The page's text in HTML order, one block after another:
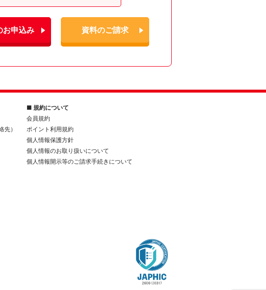
お申込み 資料のご請求
先）
■ 規約について
会員規約
ポイント利用規約
個人情報保護方針
個人情報のお取り扱いについて
個人情報開示等のご請求手続きについて